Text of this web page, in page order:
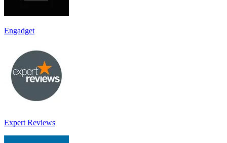
Engadget
Expert Reviews